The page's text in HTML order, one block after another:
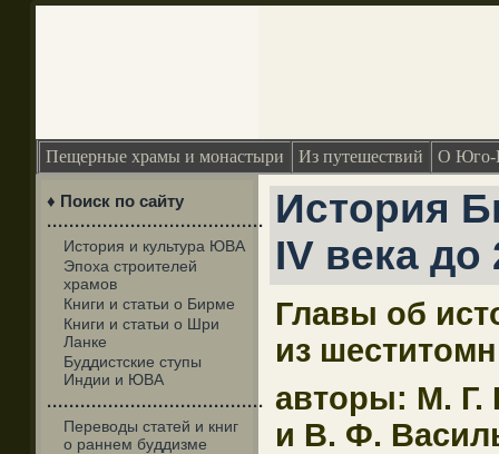
Пещерные храмы и монастыри Из путешествий О Юго-
♦ Поиск по сайту
·······································
История и культура ЮВА
Эпоха строителей
храмов
Книги и статьи о Бирме
Книги и статьи о Шри
Ланке
Буддистские ступы
Индии и ЮВА
·······································
Переводы статей и книг
о раннем буддизме
История
IV века до
Главы об
из
авторы: М. Г.
и В. Ф.